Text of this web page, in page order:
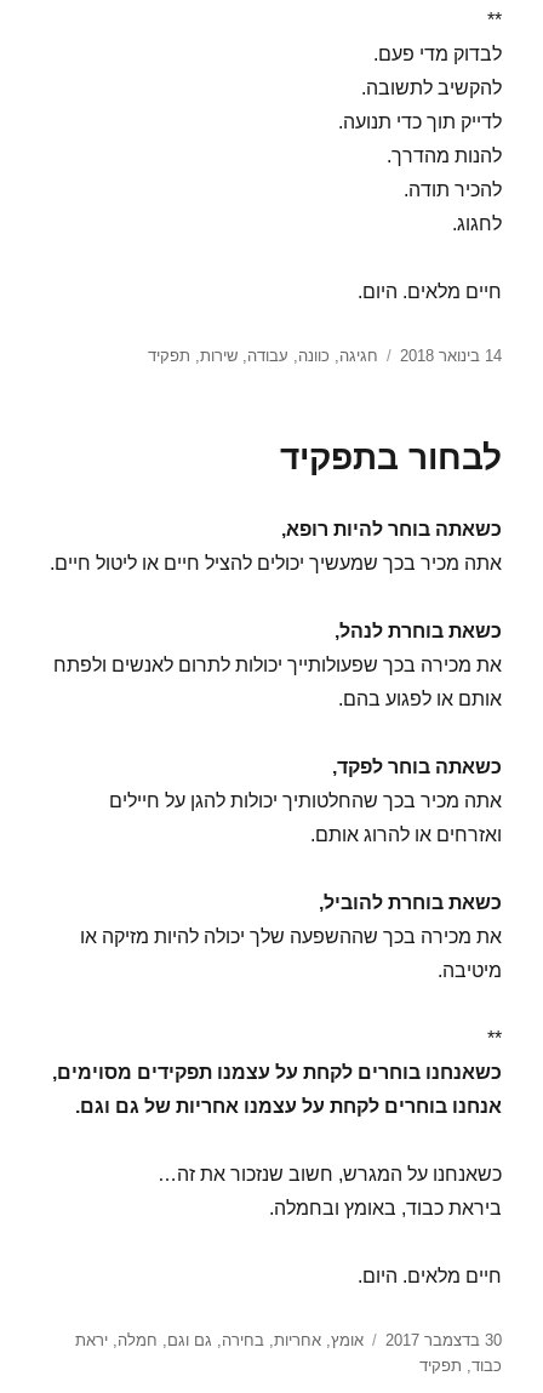
**
לבדוק מדי פעם.
להקשיב לתשובה.
לדייק תוך כדי תנועה.
להנות מהדרך.
להכיר תודה.
לחגוג.
חיים מלאים. היום.
פורסם
14 בינואר 2018 תגיות
חגיגה, כוונה, עבודה,שירות, תפקיד
לבחור בתפקיד
כשאתה בוחר להיות רופא,
אתה מכיר בכך שמעשיך יכולים להציל חיים או ליטול חיים.
כשאת בוחרת לנהל,
את מכירה בכך שפעולותייך יכולות לתרום לאנשים ולפתח
אותם או לפגוע בהם.
כשאתה בוחר לפקד,
אתה מכיר בכך שהחלטותיך יכולות להגן על חיילים
ואזרחים או להרוג אותם.
כשאת בוחרת להוביל,
את מכירה בכך שההשפעה שלך יכולה להיות מזיקה או
מיטיבה.
**
כשאנחנו בוחרים לקחת על עצמנו תפקידים מסוימים,
אנחנו בוחרים לקחת על עצמנו אחריות של גם וגם.
כשאנחנו על המגרש, חשוב שנזכור את זה…
ביראת כבוד, באומץ ובחמלה.
חיים מלאים. היום.
פורסם
בתאריך
30 בדצמבר 2017 תגיות
אומץ,אחריות,בחירה, גם וגם, חמלה,יראת
כבוד, תפקיד